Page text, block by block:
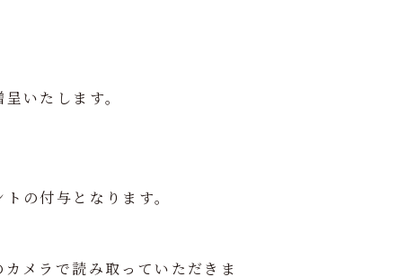
呈いたします。
の付与となります。
メラで読み取っていただきま